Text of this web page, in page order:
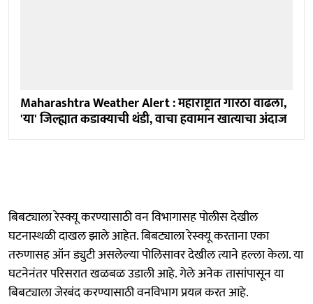
Maharashtra Weather Alert : महाराष्ट्रात गारठा वाढला,
'या' जिल्ह्यात कडाक्याची थंडी, वाचा हवामान खात्याचा अंदाज
बिबट्याला रेस्क्यू करण्यासाठी वन विभागासह पोलीस देखील
घटनास्थळी दाखल झाले आहेत. बिबट्याला रेस्क्यू करताना एका
तरुणासह ऑन ड्युटी असलेल्या पोलिसावर देखील त्याने हल्ला केला. या
घटनेनंतर परिसरात खळबळ उडाली आहे. गेले अनेक तासांपासून या
बिबट्याला जेरबंद करण्यासाठी वनविभाग प्रयत्न करत आहे.